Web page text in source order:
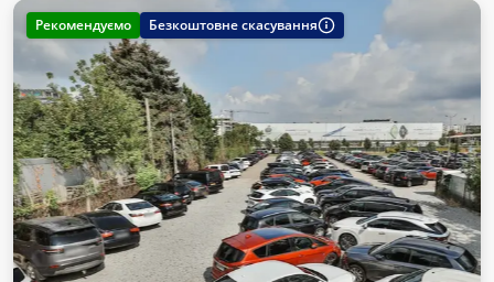
Рекомендуємо Безкоштовне скасування